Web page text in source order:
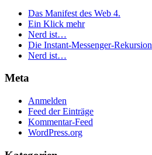
Das Manifest des Web 4.
Ein Klick mehr
Nerd ist…
Die Instant-Messenger-Rekursion
Nerd ist…
Meta
Anmelden
Feed der Einträge
Kommentar-Feed
WordPress.org